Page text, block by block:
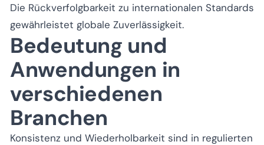
Die Rückverfolgbarkeit zu internationalen Standards
gewährleistet globale Zuverlässigkeit.
Bedeutung und
Anwendungen in
verschiedenen
Branchen
Konsistenz und Wiederholbarkeit sind in regulierten